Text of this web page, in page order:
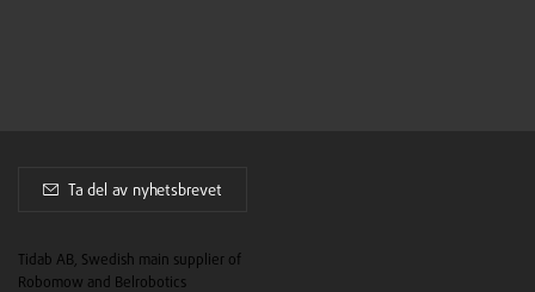
Ta del av nyhetsbrevet
Tidab AB, Swedish main supplier of
Robomow and Belrobotics